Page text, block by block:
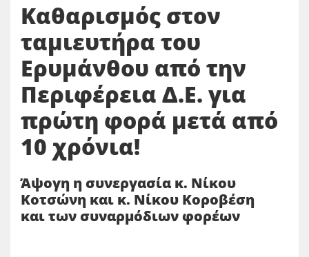
Καθαρισμός στον
ταμιευτήρα του
Ερυμάνθου από την
Περιφέρεια Δ.Ε. για
πρώτη φορά μετά από
10 χρόνια!
Άψογη η συνεργασία κ. Νίκου
Κοτσώνη και κ. Νίκου Κοροβέση
και των συναρμόδιων φορέων